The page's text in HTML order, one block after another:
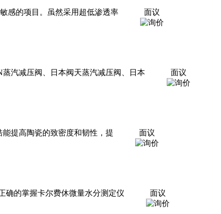
感的项目。虽然采用超低渗透率 面议
汽减压阀、日本阀天蒸汽减压阀、日本 面议
能提高陶瓷的致密度和韧性，提 面议
的掌握卡尔费休微量水分测定仪 面议